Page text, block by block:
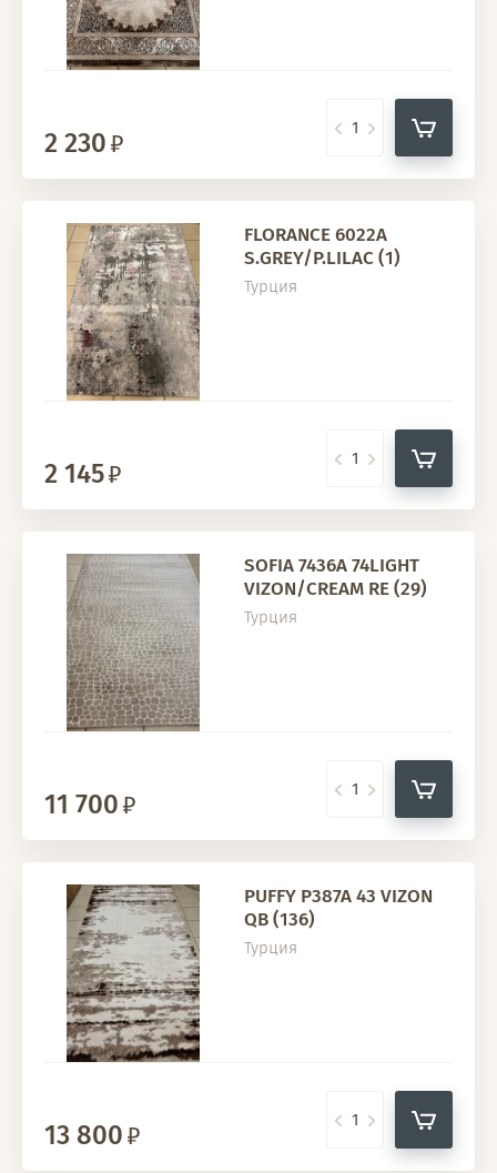
2 230
FLORANCE 6022A
S.GREY/P.LILAC (1)
Турция
2 145
SOFIA 7436A 74LIGHT
VIZON/CREAM RE (29)
Турция
11 700
PUFFY P387A 43 VIZON
QB (136)
Турция
13 800